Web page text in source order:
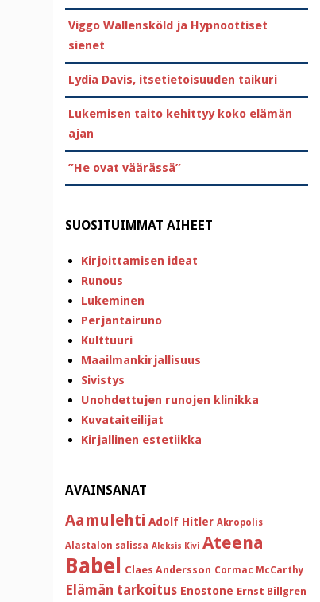
Viggo Wallensköld ja Hypnoottiset
sienet
Lydia Davis, itsetietoisuuden taikuri
Lukemisen taito kehittyy koko elämän
ajan
”He ovat väärässä”
SUOSITUIMMAT AIHEET
Kirjoittamisen ideat
Runous
Lukeminen
Perjantairuno
Kulttuuri
Maailmankirjallisuus
Sivistys
Unohdettujen runojen klinikka
Kuvataiteilijat
Kirjallinen estetiikka
AVAINSANAT
Aamulehti Adolf Hitler Akropolis
Alastalon salissa Aleksis Kivi Ateena
Babel Claes Andersson Cormac McCarthy
Elämän tarkoitus Enostone Ernst Billgren